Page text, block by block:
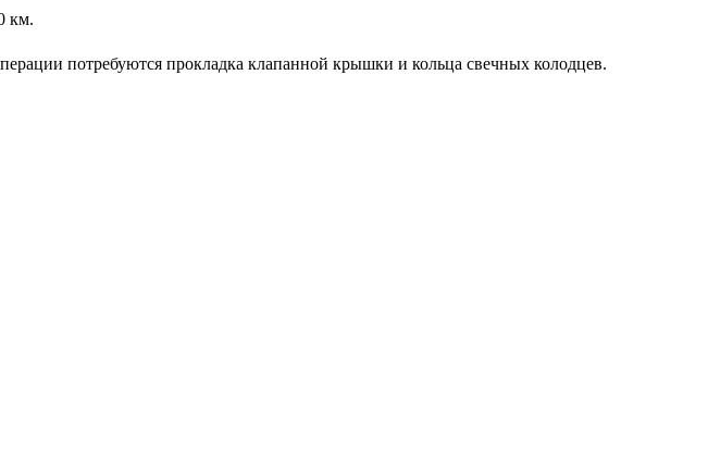
км.
потребуются прокладка клапанной крышки и кольца свечных колодцев.